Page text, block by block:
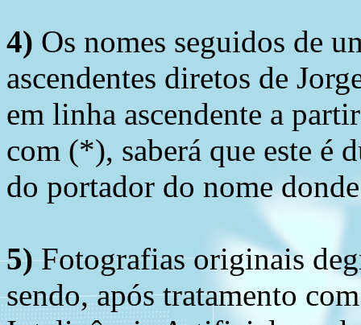
4) Os nomes seguidos de
ascendentes diretos de
em linha ascendente a
com (*), saberá que este é
do portador do nome
5)Fotografias originais
sendo, após tratamento